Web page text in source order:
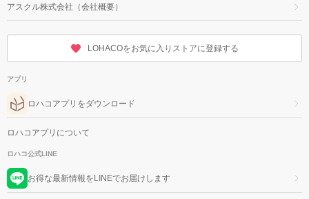
アスクル株式会社（会社概要）
LOHACOをお気に入りストアに登録する
アプリ
ロハコアプリをダウンロード
ロハコアプリについて
ロハコ公式LINE
お得な最新情報をLINEでお届けします